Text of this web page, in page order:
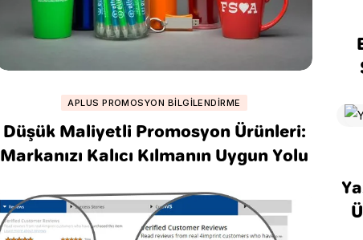
APLUS PROMOSYON BILGILENDIRME
Düşük Maliyetli Promosyon Ürünleri:
Markanızı Kalıcı Kılmanın Uygun Yolu